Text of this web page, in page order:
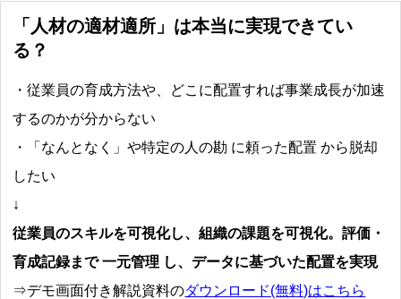
「人材の適材適所」は本当に実現できてい
る？
・従業員の育成方法や、どこに配置すれば事業成長が加速
するのかが分からない
・「なんとなく」や特定の人の勘 に頼った配置 から脱却
したい
↓
従業員のスキルを可視化し、組織の課題を可視化。評価・
育成記録まで 一元管理 し、データに基づいた配置を実現
⇒デモ画面付き解説資料のダウンロード(無料)はこちら